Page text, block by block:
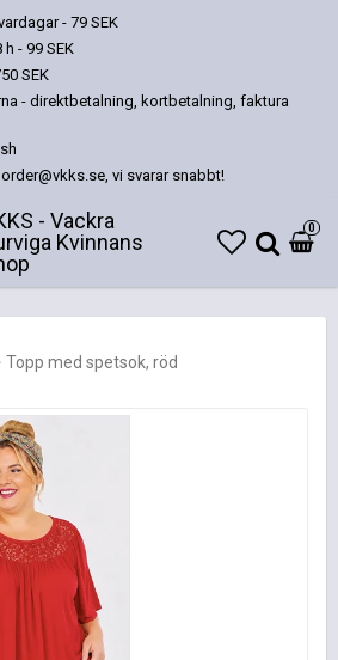
- 79 SEK
- 99 SEK
SEK
- direktbetalning, kortbetalning, faktura
vi svarar snabbt!
- Vackra
Kvinnans
0
Topp med spetsok, röd